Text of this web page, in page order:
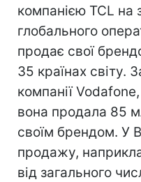
компанією TCL на
глобального
продає свої
35 країнах світу.
компанії
вона продала 85
своїм брендом. У
продажу,
від загального